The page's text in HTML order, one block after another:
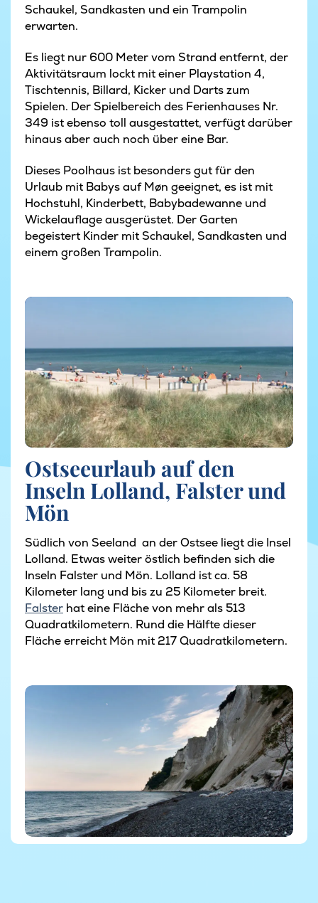
Schaukel, Sandkasten und ein Trampolin
erwarten.
Es liegt nur 600 Meter vom Strand entfernt, der
Aktivitätsraum lockt mit einer Playstation 4,
Tischtennis, Billard, Kicker und Darts zum
Spielen. Der Spielbereich des Ferienhauses Nr.
349 ist ebenso toll ausgestattet, verfügt darüber
hinaus aber auch noch über eine Bar.
Dieses Poolhaus ist besonders gut für den
Urlaub mit Babys auf Møn geeignet, es ist mit
Hochstuhl, Kinderbett, Babybadewanne und
Wickelauflage ausgerüstet. Der Garten
begeistert Kinder mit Schaukel, Sandkasten und
einem großen Trampolin.
Ostseeurlaub auf den
Inseln Lolland, Falster und
Mön
Südlich von Seeland an der Ostsee liegt die Insel
Lolland. Etwas weiter östlich befinden sich die
Inseln Falster und Mön. Lolland ist ca. 58
Kilometer lang und bis zu 25 Kilometer breit.
Falster hat eine Fläche von mehr als 513
Quadratkilometern. Rund die Hälfte dieser
Fläche erreicht Mön mit 217 Quadratkilometern.